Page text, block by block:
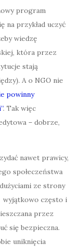
program
na przykład uczyć
wiedzę
która przez
stają
A o NGO nie
powinny
”. Tak więc
– dobrze,
nawet prawicy,
społeczeństwa
ze strony
wyjątkowo często i
przez
się bezpieczna.
uniknięcia